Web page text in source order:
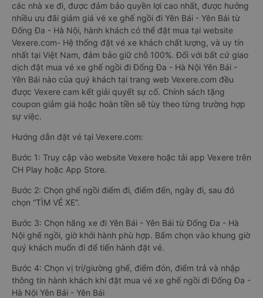
các nhà xe đi, được đảm bảo quyền lợi cao nhất, được hưởng
nhiều ưu đãi giảm giá vé xe ghế ngồi đi Yên Bái - Yên Bái từ
Đống Đa - Hà Nội, hành khách có thể đặt mua tại website
Vexere.com- Hệ thống đặt vé xe khách chất lượng, và uy tín
nhất tại Việt Nam, đảm bảo giữ chỗ 100%. Đối với bất cứ giao
dịch đặt mua vé xe ghế ngồi đi Đống Đa - Hà Nội Yên Bái -
Yên Bái nào của quý khách tại trang web Vexere.com đều
được Vexere cam kết giải quyết sự cố. Chính sách tặng
coupon giảm giá hoặc hoàn tiền sẽ tùy theo từng trường hợp
sự việc.
Hướng dẫn đặt vé tại Vexere.com:
Bước 1: Truy cập vào website Vexere hoặc tải app Vexere trên
CH Play hoặc App Store.
Bước 2: Chọn ghế ngồi điểm đi, điểm đến, ngày đi, sau đó
chọn “TÌM VÉ XE”.
Bước 3: Chọn hãng xe đi Yên Bái - Yên Bái từ Đống Đa - Hà
Nội ghế ngồi, giờ khởi hành phù hợp. Bấm chọn vào khung giờ
quý khách muốn đi để tiến hành đặt vé.
Bước 4: Chọn vị trí/giường ghế, điểm đón, điểm trả và nhập
thông tin hành khách khi đặt mua vé xe ghế ngồi đi Đống Đa -
Hà Nội Yên Bái - Yên Bái